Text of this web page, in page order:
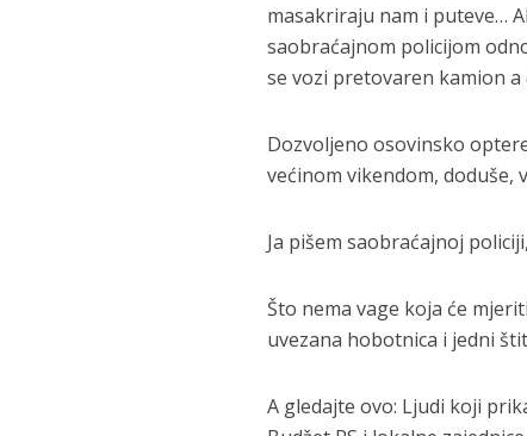
masakriraju nam i puteve…
saobraćajnom policijom
se vozi pretovaren kamion
Dozvoljeno osovinsko
većinom vikendom, doduše,
Ja pišem saobraćajnoj
Što nema vage koja će
uvezana hobotnica i jedni
A gledajte ovo: Ljudi koji